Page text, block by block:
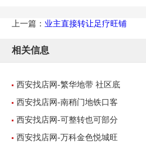
上一篇： 业主直接转让足疗旺铺
相关信息
西安找店网-繁华地带 社区底
商 小吃店 转让-已转让
西安找店网-南稍门地铁口客
流量大婚纱店转让-已转让
西安找店网-可整转也可部分
招租（母婴用品）-已转让
西安找店网-万科金色悦城旺